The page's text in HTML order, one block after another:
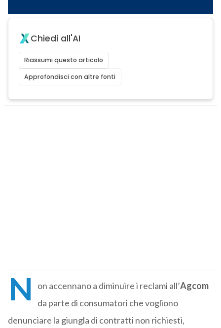
Chiedi all'AI
Riassumi questo articolo
Approfondisci con altre fonti
N on accennano a diminuire i reclami all’Agcom
da parte di consumatori che vogliono
denunciare la giungla di contratti non richiesti,